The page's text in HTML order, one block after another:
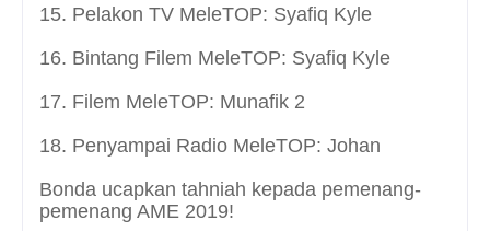
15. Pelakon TV MeleTOP: Syafiq Kyle
16. Bintang Filem MeleTOP: Syafiq Kyle
17. Filem MeleTOP: Munafik 2
18. Penyampai Radio MeleTOP: Johan
Bonda ucapkan tahniah kepada pemenang-
pemenang AME 2019!